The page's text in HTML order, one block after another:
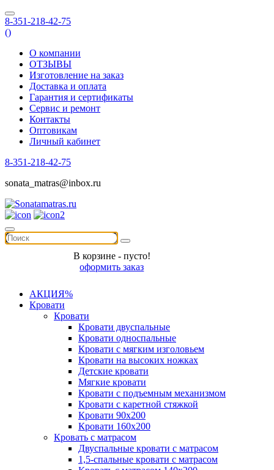
8-351-218-42-75
()
О компании
ОТЗЫВЫ
Изготовление на заказ
Доставка и оплата
Гарантия и сертификаты
Сервис и ремонт
Контакты
Оптовикам
Личный кабинет
8-351-218-42-75
sonata_matras@inbox.ru
В корзине - пусто!
оформить заказ
АКЦИЯ%
Кровати
Кровати
Кровати двуспальные
Кровати односпальные
Кровати с мягким изголовьем
Кровати на высоких ножках
Детские кровати
Мягкие кровати
Кровати с подъемным механизмом
Кровати с каретной стяжкой
Кровати 90х200
Кровати 160х200
Кровать с матрасом
Двуспальные кровати с матрасом
1,5-спальные кровати с матрасом